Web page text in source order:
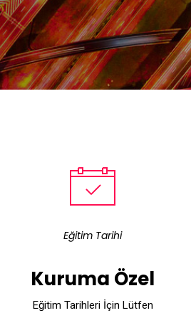
Eğitim Tarihi
Kuruma Özel
Eğitim Tarihleri İçin Lütfen